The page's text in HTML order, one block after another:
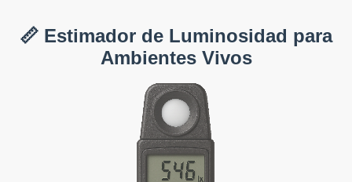
📏 Estimador de Luminosidad para
Ambientes Vivos